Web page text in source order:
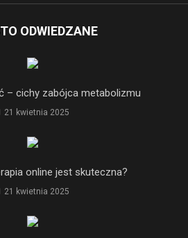
ODWIEDZANE
– cichy zabójca metabolizmu
21 kwietnia 2025
online jest skuteczna?
21 kwietnia 2025